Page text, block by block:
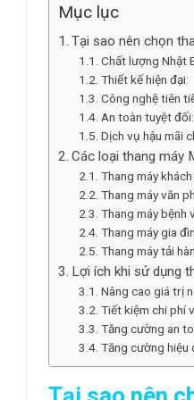
Mục lục
Tại sao nên chọn
Chất lượng Nhật
Thiết kế hiện đại:
Công nghệ tiên
An toàn tuyệt đối:
Dịch vụ hậu mãi
Các loại thang máy
Thang máy khách
Thang máy văn
Thang máy bệnh
Thang máy gia
Thang máy tải
Lợi ích khi sử dụng
Nâng cao giá trị
Tiết kiệm chi phí
Tăng cường an
Tăng cường hiệu